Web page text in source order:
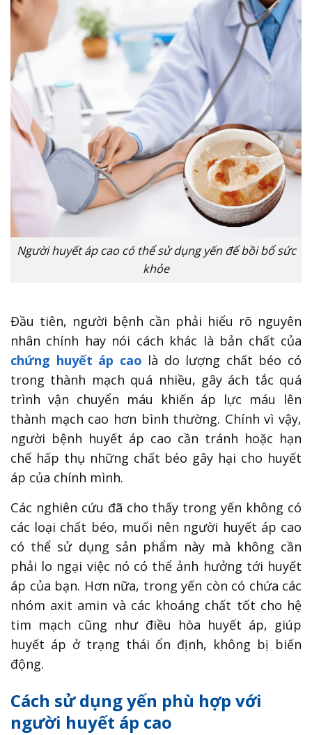
Người huyết áp cao có thể sử dụng yến để bồi bổ sức
khỏe
Đầu tiên, người bệnh cần phải hiểu rõ nguyên
nhân chính hay nói cách khác là bản chất của
chứng huyết áp cao là do lượng chất béo có
trong thành mạch quá nhiều, gây ách tắc quá
trình vận chuyển máu khiến áp lực máu lên
thành mạch cao hơn bình thường. Chính vì vậy,
người bệnh huyết áp cao cần tránh hoặc hạn
chế hấp thụ những chất béo gây hại cho huyết
áp của chính mình.
Các nghiên cứu đã cho thấy trong yến không có
các loại chất béo, muối nên người huyết áp cao
có thể sử dụng sản phẩm này mà không cần
phải lo ngại việc nó có thể ảnh hưởng tới huyết
áp của bạn. Hơn nữa, trong yến còn có chứa các
nhóm axit amin và các khoáng chất tốt cho hệ
tim mạch cũng như điều hòa huyết áp, giúp
huyết áp ở trạng thái ổn định, không bị biến
động.
Cách sử dụng yến phù hợp với
người huyết áp cao